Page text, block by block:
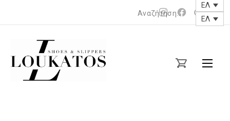
Νέο
παράθυρο
Νέο
παράθυρο
ΕΛ
ΕΛ
loukatos-
shoes.gr